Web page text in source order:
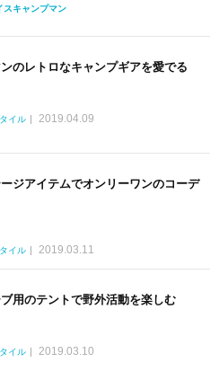
スキャンプマン
のレトロなキャンプギアを愛でる
イル 2019.04.09
ジアイテムでオンリーワンのコーデ
イル 2019.03.11
用のテントで野外活動を楽しむ
イル 2019.03.10